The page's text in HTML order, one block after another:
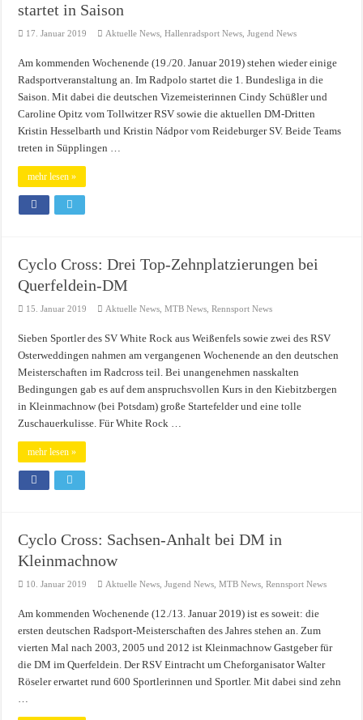
startet in Saison
17. Januar 2019 Aktuelle News ,Hallenradsport News ,Jugend News
Am kommenden Wochenende (19./20. Januar 2019) stehen wieder einige
Radsportveranstaltung an. Im Radpolo startet die 1. Bundesliga in die
Saison. Mit dabei die deutschen Vizemeisterinnen Cindy Schüßler und
Caroline Opitz vom Tollwitzer RSV sowie die aktuellen DM-Dritten
Kristin Hesselbarth und Kristin Nádpor vom Reideburger SV. Beide Teams
treten in Süpplingen …
mehr lesen »
Cyclo Cross: Drei Top-Zehnplatzierungen bei
Querfeldein-DM
15. Januar 2019 Aktuelle News ,MTB News ,Rennsport News
Sieben Sportler des SV White Rock aus Weißenfels sowie zwei des RSV
Osterweddingen nahmen am vergangenen Wochenende an den deutschen
Meisterschaften im Radcross teil. Bei unangenehmen nasskalten
Bedingungen gab es auf dem anspruchsvollen Kurs in den Kiebitzbergen
in Kleinmachnow (bei Potsdam) große Startefelder und eine tolle
Zuschauerkulisse. Für White Rock …
mehr lesen »
Cyclo Cross: Sachsen-Anhalt bei DM in
Kleinmachnow
10. Januar 2019 Aktuelle News ,Jugend News ,MTB News ,Rennsport News
Am kommenden Wochenende (12./13. Januar 2019) ist es soweit: die
ersten deutschen Radsport-Meisterschaften des Jahres stehen an. Zum
vierten Mal nach 2003, 2005 und 2012 ist Kleinmachnow Gastgeber für
die DM im Querfeldein. Der RSV Eintracht um Cheforganisator Walter
Röseler erwartet rund 600 Sportlerinnen und Sportler. Mit dabei sind zehn
…